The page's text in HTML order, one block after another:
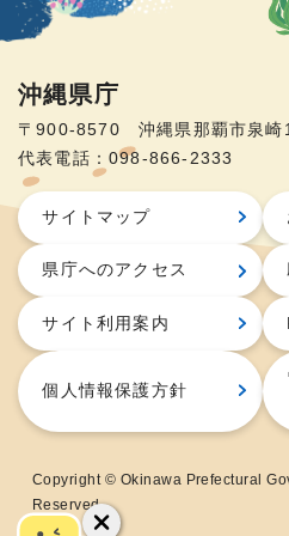
沖縄県庁
〒900-8570 沖縄県那覇市泉崎
代表電話：098-866-2333
サイトマップ
県庁へのアクセス
サイト利用案内
個人情報保護方針
Copyright © Okinawa Prefectural
Reserved.